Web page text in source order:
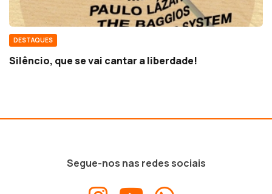
DESTAQUES
Silêncio, que se vai cantar a liberdade!
Segue-nos nas redes sociais